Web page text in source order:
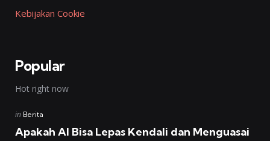
Kebijakan Cookie
Popular
Hot right now
Posted
in Berita
Apakah AI Bisa Lepas Kendali dan Menguasai